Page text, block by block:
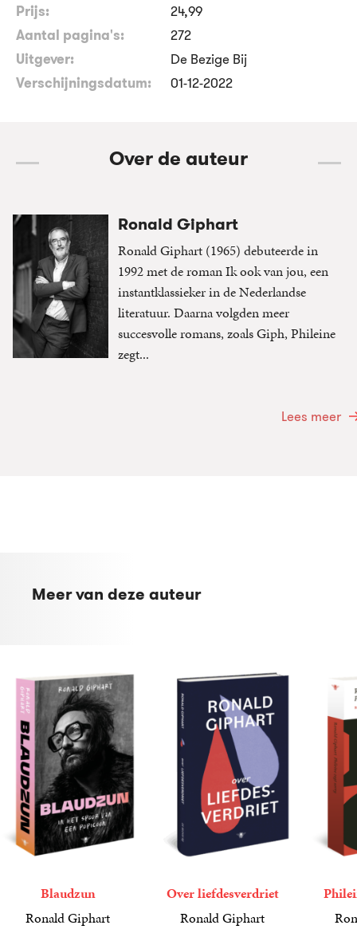
Prijs:
24,99
Aantal pagina's:
272
Uitgever:
De Bezige Bij
Verschijningsdatum:
01-12-2022
Over de auteur
Ronald Giphart
Ronald Giphart (1965) debuteerde in
1992 met de roman Ik ook van jou, een
instantklassieker in de Nederlandse
literatuur. Daarna volgden meer
succesvolle romans, zoals Giph, Phileine
zegt...
Lees meer
Meer van deze auteur
Blaudzun
Ronald Giphart
Over liefdesverdriet
Ronald Giphart